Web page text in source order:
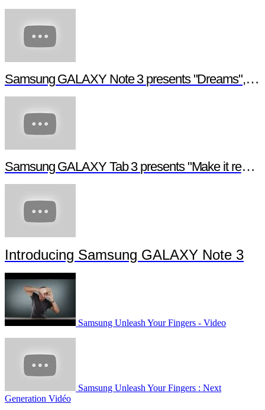
Samsung GALAXY Note 3 presents "Dreams", a digital short film
Samsung GALAXY Tab 3 presents "Make it real", a digital short film
Introducing Samsung GALAXY Note 3
Samsung Unleash Your Fingers - Video
Samsung Unleash Your Fingers : Next
Generation Vidéo